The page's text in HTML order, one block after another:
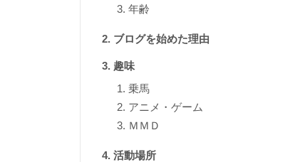
年齢
ブログを始めた理由
趣味
乗馬
アニメ・ゲーム
ＭＭＤ
活動場所